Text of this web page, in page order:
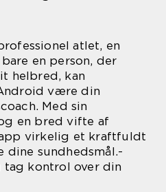
atlet, en
en person, der
helbred, kan
være din
Med sin
en bred vifte af
virkelig et kraftfuldt
sundhedsmål.-
kontrol over din